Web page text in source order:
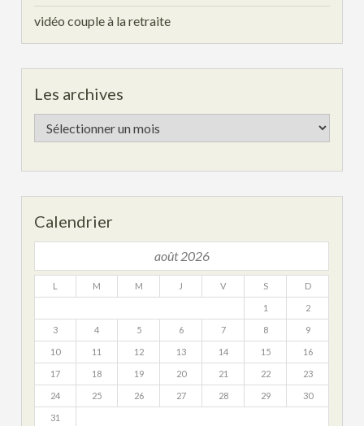
vidéo couple à la retraite
Les archives
Les
archives
Calendrier
août 2026
L M M J V S D
1 2
3 4 5 6 7 8 9
10 11 12 13 14 15 16
17 18 19 20 21 22 23
24 25 26 27 28 29 30
31